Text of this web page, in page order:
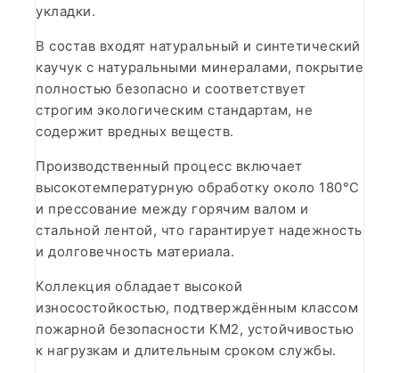
укладки.
В состав входят натуральный и синтетический
каучук с натуральными минералами, покрытие
полностью безопасно и соответствует
строгим экологическим стандартам, не
содержит вредных веществ.
Производственный процесс включает
высокотемпературную обработку около 180°C
и прессование между горячим валом и
стальной лентой, что гарантирует надежность
и долговечность материала.
Коллекция обладает высокой
износостойкостью, подтверждённым классом
пожарной безопасности КМ2, устойчивостью
к нагрузкам и длительным сроком службы.